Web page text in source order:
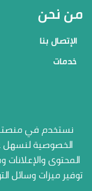
من نحن
الإتصال بنا
خدمات
منصاتنا
الإتصال بنا
أرشيف الاستطلاعات
نستخدم في
الخصوصية لنسهل
المحتوى
توفير ميزات وسائل